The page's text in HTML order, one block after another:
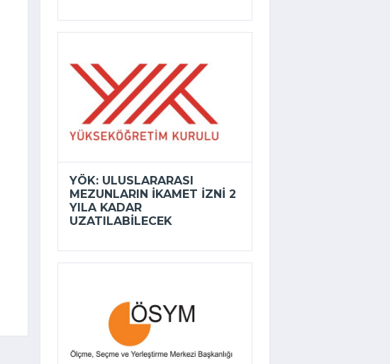
YÖK: ULUSLARARASI
MEZUNLARIN IKAMET IZNI 2
YILA KADAR
UZATILABILECEK